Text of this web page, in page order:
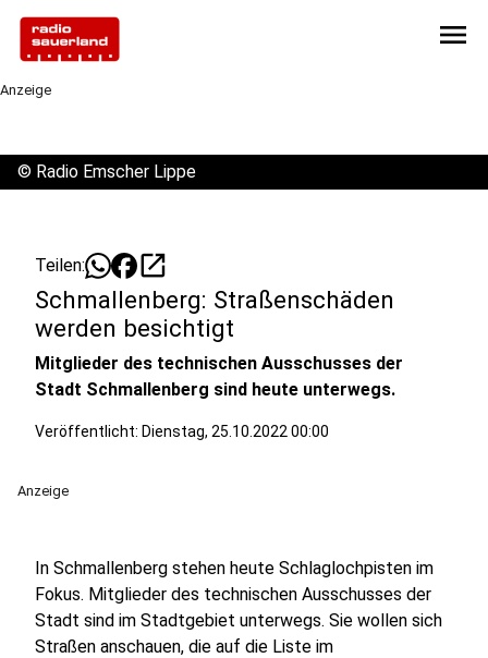
menu
Anzeige
© Radio Emscher Lippe
Teilen: open_in_new
Schmallenberg: Straßenschäden
werden besichtigt
Mitglieder des technischen Ausschusses der
Stadt Schmallenberg sind heute unterwegs.
Veröffentlicht: Dienstag, 25.10.2022 00:00
Anzeige
In Schmallenberg stehen heute Schlaglochpisten im
Fokus. Mitglieder des technischen Ausschusses der
Stadt sind im Stadtgebiet unterwegs. Sie wollen sich
Straßen anschauen, die auf die Liste im